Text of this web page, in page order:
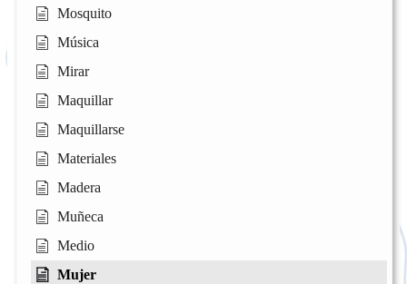
Mosquito
Música
Mirar
Maquillar
Maquillarse
Materiales
Madera
Muñeca
Medio
Mujer